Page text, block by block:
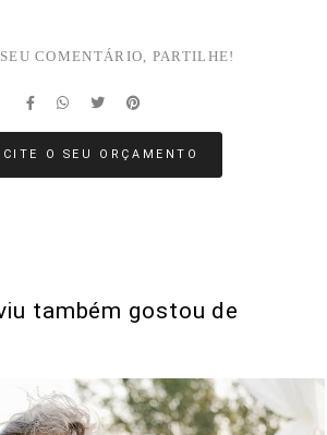
COMENTÁRIO, PARTILHE!
O SEU ORÇAMENTO
também gostou de